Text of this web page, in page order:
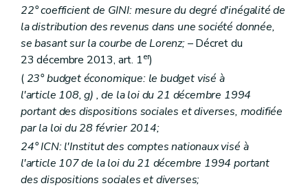
22° coefficient de GINI: mesure du degré d'inégalité de
la distribution des revenus dans une société donnée,
se basant sur la courbe de Lorenz;– Décret du
23 décembre 2013, art. 1er)
( 23° budget économique: le budget visé à
l'article 108,g) , de la loi du 21 décembre 1994
portant des dispositions sociales et diverses, modifiée
par la loi du 28 février 2014;
24° ICN: l'Institut des comptes nationaux visé à
l'article 107 de la loi du 21 décembre 1994 portant
des dispositions sociales et diverses;